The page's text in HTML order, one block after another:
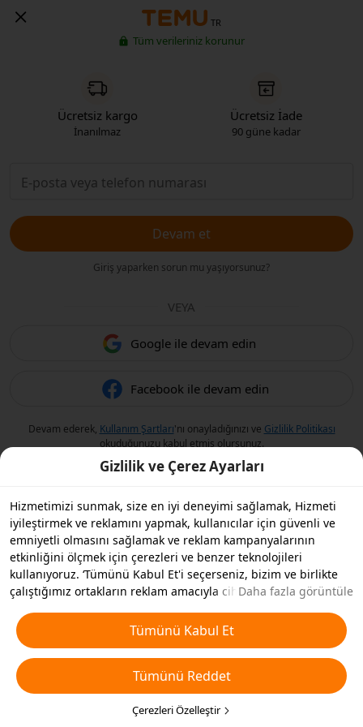
TR
Tüm verileriniz korunur
Ücretsiz kargo
İnanılmaz
Ücretsiz İade
90 güne kadar
Devam et
Giriş yaparken sorun mu yaşıyorsunuz?
VEYA
Google ile devam edin
Facebook ile devam edin
Devam ederek, Kullanım Şartları'nı onayladığınızı ve Gizlilik Politikası
okuduğunuzu kabul etmiş olursunuz.
Gizlilik ve Çerez Ayarları
Hizmetimizi sunmak, size en iyi deneyimi sağlamak, Hizmeti
iyileştirmek ve reklamını yapmak, kullanıcılar için güvenli ve
emniyetli olmasını sağlamak ve reklam kampanyalarının
etkinliğini ölçmek için çerezleri ve benzer teknolojileri
kullanıyoruz. ‘Tümünü Kabul Et'i seçerseniz, bizim ve birlikte
çalıştığımız ortakların reklam amacıyla cihazınızda çerezleri ve
Ayrıca, temel olmayan çerezlerin ’Tümünü Reddedebilir' veya
aşağıdaki ’Çerezleri Özelleştir'i tıklayarak veya gizlilik
ayarlarınızda istediğiniz zaman hangi çerez türlerini kabul
etmek veya devre dışı bırakmak istediğinizi seçebilirsiniz. Daha
fazla detay içinÇerezler ve Benzer Teknolojiler Politikamıza
Daha fazla görüntüle
Tümünü Kabul Et
Tümünü Reddet
Çerezleri Özelleştir